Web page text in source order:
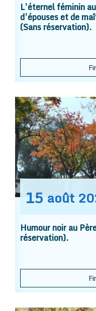
L’éternel féminin
d’épouses et de
(Sans réservation).
15 août
Humour noir au
réservation).